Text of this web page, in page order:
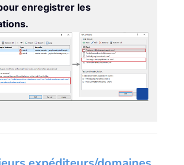
enregistrer les